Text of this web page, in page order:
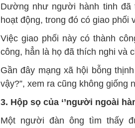
Dường như người hành tinh đã
hoạt động, trong đó có giao
Việc giao phối này có thành
công, hẳn là họ đã thích nghi và
Gần đây mạng xã hội bỗng
vậy?”, xem ra cũng không giống
3. Hộp sọ của ‘’người ngoài
Một người đàn ông tìm thấy